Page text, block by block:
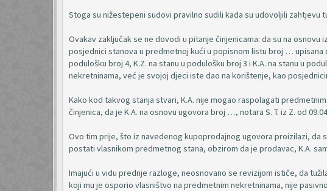
Stoga su nižestepeni sudovi pravilno sudili kada su udovoljili zahtjevu
Ovakav zaključak se ne dovodi u pitanje činjenicama: da su na
posjednici stanova u predmetnoj kući u popisnom listu broj … upisana
podulošku broj 4, K.Z. na stanu u podulošku broj 3 i K.A. na stanu u
nekretninama, već je svojoj djeci iste dao na korištenje, kao
Kako kod takvog stanja stvari, K.A. nije mogao raspolagati
činjenica, da je K.A. na osnovu ugovora broj …, notara S. T. iz Z. od
Ovo tim prije, što iz navedenog kupoprodajnog ugovora proizilazi, da
postati vlasnikom predmetnog stana, obzirom da je prodavac, K.A.
Imajući u vidu prednje razloge, neosnovano se revizijom ističe, da
koji mu je osporio vlasništvo na predmetnim nekretninama, nije